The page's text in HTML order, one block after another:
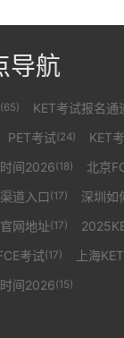
导航
(65) KET考试报名通
PET考试(24) KET
间2026(18) 北京
道入口 (17) 深圳如
网地址(17)
考试(17) 上海
时间2026(15)